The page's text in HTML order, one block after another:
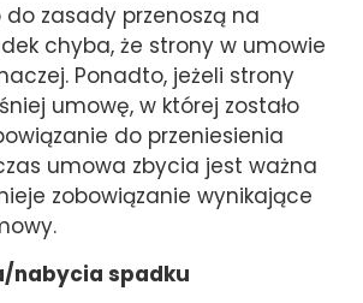
zasady przenoszą na
chyba, że strony w umowie
Ponadto, jeżeli strony
umowę, w której zostało
do przeniesienia
umowa zbycia jest ważna
zobowiązanie wynikające
nabycia spadku